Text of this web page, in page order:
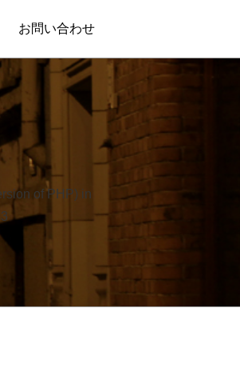
お問い合わせ
of PHP) in